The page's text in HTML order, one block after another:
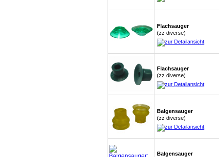
Flachsauger
(zz diverse)
Flachsauger
(zz diverse)
Balgensauger
(zz diverse)
Balgensauger